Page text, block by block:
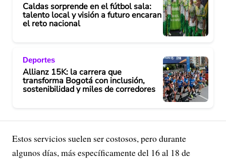
Caldas sorprende en el fútbol sala:
talento local y visión a futuro encaran
el reto nacional
Deportes
Allianz 15K: la carrera que
transforma Bogotá con inclusión,
sostenibilidad y miles de corredores
Estos servicios suelen ser costosos, pero durante
algunos días, más específicamente del 16 al 18 de